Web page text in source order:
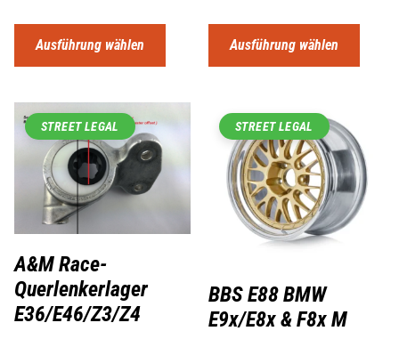
Ausführung wählen Ausführung wählen
STREET LEGAL
A&M Race-
Querlenkerlager
E36/E46/Z3/Z4
STREET LEGAL
BBS E88 BMW
E9x/E8x & F8x M